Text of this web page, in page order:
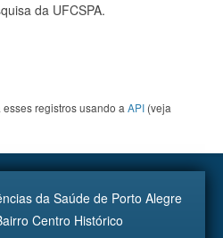
da UFCSPA.
registros usando a API (veja
da Saúde de Porto Alegre
Centro Histórico